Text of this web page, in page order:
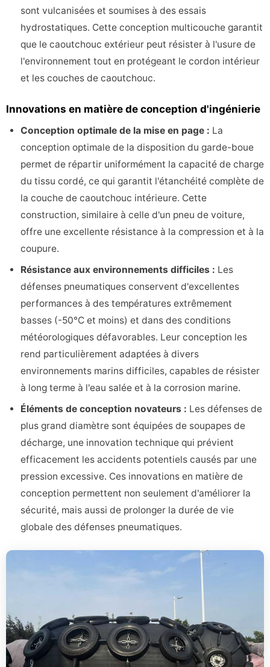
sont vulcanisées et soumises à des essais
hydrostatiques. Cette conception multicouche garantit
que le caoutchouc extérieur peut résister à l'usure de
l'environnement tout en protégeant le cordon intérieur
et les couches de caoutchouc.
Innovations en matière de conception d'ingénierie
Conception optimale de la mise en page : La
conception optimale de la disposition du garde-boue
permet de répartir uniformément la capacité de charge
du tissu cordé, ce qui garantit l'étanchéité complète de
la couche de caoutchouc intérieure. Cette
construction, similaire à celle d'un pneu de voiture,
offre une excellente résistance à la compression et à la
coupure.
Résistance aux environnements difficiles : Les
défenses pneumatiques conservent d'excellentes
performances à des températures extrêmement
basses (-50°C et moins) et dans des conditions
météorologiques défavorables. Leur conception les
rend particulièrement adaptées à divers
environnements marins difficiles, capables de résister
à long terme à l'eau salée et à la corrosion marine.
Éléments de conception novateurs : Les défenses de
plus grand diamètre sont équipées de soupapes de
décharge, une innovation technique qui prévient
efficacement les accidents potentiels causés par une
pression excessive. Ces innovations en matière de
conception permettent non seulement d'améliorer la
sécurité, mais aussi de prolonger la durée de vie
globale des défenses pneumatiques.